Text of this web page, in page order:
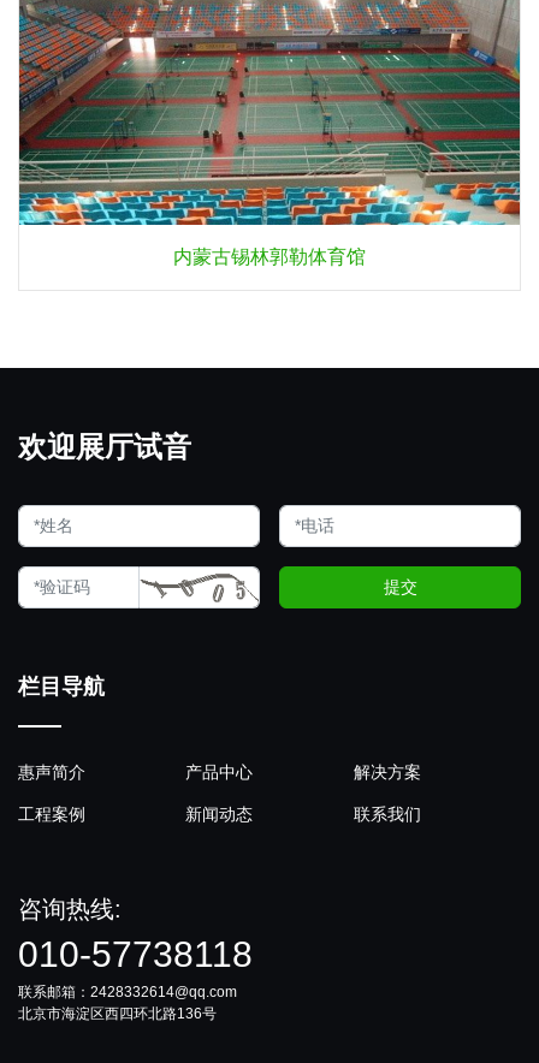
内蒙古锡林郭勒体育馆
欢迎展厅试音
提交
栏目导航
惠声简介 产品中心 解决方案
工程案例 新闻动态 联系我们
咨询热线:
010-57738118
联系邮箱：2428332614@qq.com
北京市海淀区西四环北路136号